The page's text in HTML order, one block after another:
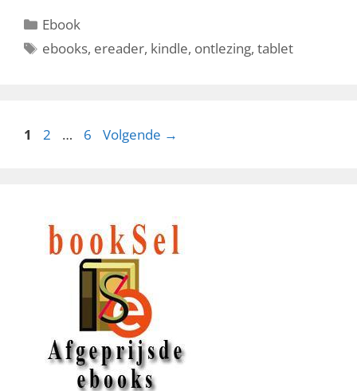
Categorieën
Ebook
Tags
ebooks, ereader, kindle, ontlezing,tablet
Pagina
1 Pagina
2 … Pagina
6 Volgende →